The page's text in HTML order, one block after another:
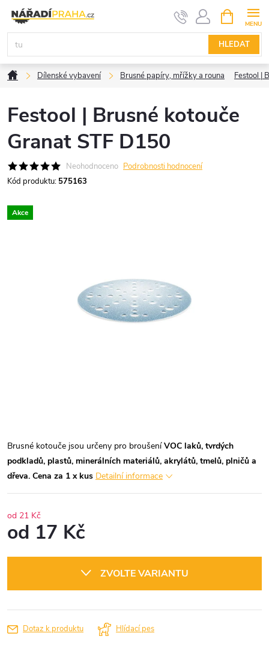
obsah
HLEDAT
NÁKUPNÍ
KOŠÍK
DomůDílenské vybavení Brusné papíry, mřížky a rouna Festool |
Festool | Brusné kotouče
Granat STF D150
Neohodnoceno Podrobnosti hodnocení
Kód produktu: 575163
Akce
Brusné kotouče jsou určeny pro broušeníVOC laků, tvrdých
podkladů, plastů, minerálních materiálů, akrylátů, tmelů, plničů a
dřeva. Cena za 1 x kus Detailní informace
od 21 Kč
od 17 Kč
ZVOLTE VARIANTU
Dotaz k produktu Hlídací pes